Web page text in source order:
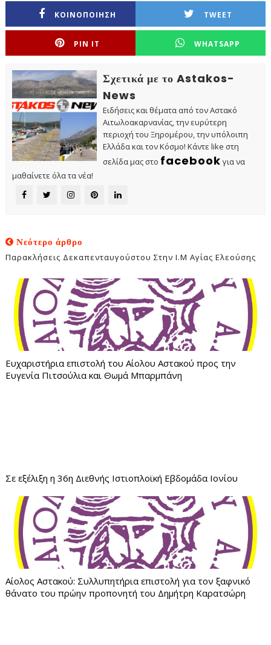
ΚΟΙΝΟΠΟΙΗΣΗ TWEET
PIN IT WHATSAPP
Σχετικά με το Astakos-
News
Ειδήσεις και θέματα από τον Αστακό
Αιτωλοακαρνανίας, την ευρύτερη
περιοχή του Ξηρομέρου, την υπόλοιπη
Ελλάδα και τον Κόσμο! Κάντε like στη
σελίδα μας στο facebook για να
μαθαίνετε όλα τα νέα!
Νεότερο άρθρο
Παρακλήσεις Δεκαπενταυγούστου Στην Ι.Μ Αγίας Ελεούσης
Ευχαριστήρια επιστολή του Αίολου Αστακού προς την
Ευγενία Πιτσούλια και Θωμά Μπαρμπάνη
Σε εξέλιξη η 36η Διεθνής Ιστιοπλοϊκή Εβδομάδα Ιονίου
Αίολος Αστακού: Συλλυπητήρια επιστολή για τον ξαφνικό
θάνατο του πρώην προπονητή του Δημήτρη Καρατσώρη